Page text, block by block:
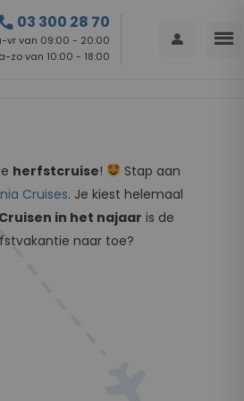
03 300 28 70
vr van 09:00 - 20:00
zo van 10:00 - 18:00
person menu
herfstcruise!
Stap aan
Cruises. Je kiest helemaal
Cruisen in het najaar is de
naar toe?